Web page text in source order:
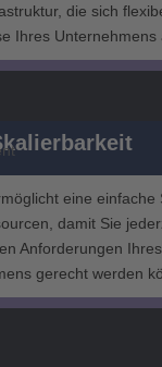
die sich
Ihres Unternehmens
eine einfache
damit Sie
Anforderungen Ihres
gerecht werden